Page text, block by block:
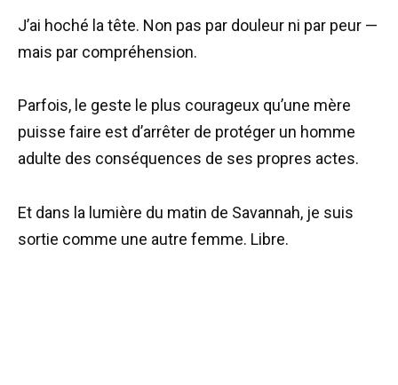
J’ai hoché la tête. Non pas par douleur ni par peur —
mais par compréhension.
Parfois, le geste le plus courageux qu’une mère
puisse faire est d’arrêter de protéger un homme
adulte des conséquences de ses propres actes.
Et dans la lumière du matin de Savannah, je suis
sortie comme une autre femme. Libre.